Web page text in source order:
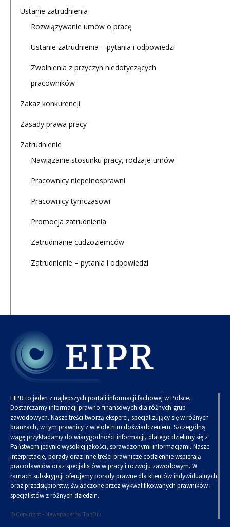
Ustanie zatrudnienia
Rozwiązywanie umów o pracę
Ustanie zatrudnienia – pytania i odpowiedzi
Zwolnienia z przyczyn niedotyczących
pracowników
Zakaz konkurencji
Zasady prawa pracy
Zatrudnienie
Nawiązanie stosunku pracy, rodzaje umów
Pracownicy niepełnosprawni
Pracownicy tymczasowi
Promocja zatrudnienia
Zatrudnianie cudzoziemców
Zatrudnienie – pytania i odpowiedzi
EIPR to jeden z najlepszych portali informacji fachowej w Polsce.
Dostarczamy informacji prawno-finansowych dla różnych grup
zawodowych. Nasze treści tworzą eksperci, specjalizujący się w różnych
branżach, w tym prawnicy z wieloletnim doświadczeniem. Szczególną
wagę przykładamy do wiarygodności informacji, dlatego dzielimy się z
Państwem jedynie wysokiej jakości, sprawdzonymi informacjami. Nasze
interpretacje, porady oraz inne treści prawnicze codziennie wspierają
pracodawców oraz specjalistów w pracy i rozwoju zawodowym. W
ramach subskrypcji oferujemy porady prawne dla klientów indywidualnych
oraz przedsiębiorstw, świadczone przez wykwalifikowanych prawników i
specjalistów z różnych dziedzin.
© Copyright - Newspaper by TagDiv